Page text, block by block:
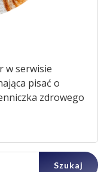
w serwisie
pisać o
zdrowego